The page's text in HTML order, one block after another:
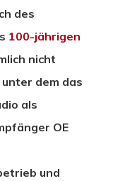
des
100-jährigen
nicht
dem das
als
OE
und